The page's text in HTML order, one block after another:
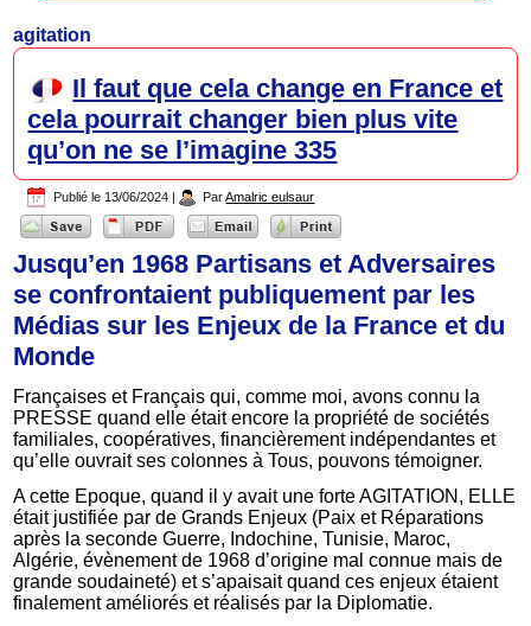
agitation
Il faut que cela change en France et
cela pourrait changer bien plus vite
qu’on ne se l’imagine 335
Publié le 13/06/2024 | Par Amalric eulsaur
Jusqu’en 1968 Partisans et Adversaires
se confrontaient publiquement par les
Médias sur les Enjeux de la France et du
Monde
Françaises et Français qui, comme moi, avons connu la
PRESSE quand elle était encore la propriété de sociétés
familiales, coopératives, financièrement indépendantes et
qu’elle ouvrait ses colonnes à Tous, pouvons témoigner.
A cette Epoque, quand il y avait une forte AGITATION, ELLE
était justifiée par de Grands Enjeux (Paix et Réparations
après la seconde Guerre, Indochine, Tunisie, Maroc,
Algérie, évènement de 1968 d’origine mal connue mais de
grande soudaineté) et s’apaisait quand ces enjeux étaient
finalement améliorés et réalisés par la Diplomatie.